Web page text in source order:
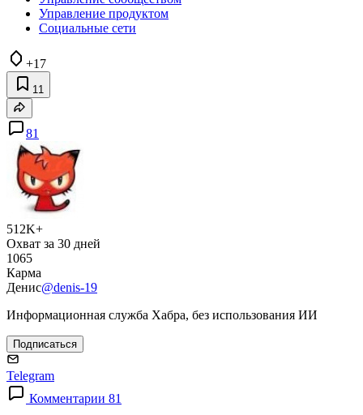
Управление продуктом
Социальные сети
+17
11
81
512K+
Охват за 30 дней
1065
Карма
Денис@denis-19
Информационная служба Хабра, без использования ИИ
Подписаться
Telegram
Комментарии 81